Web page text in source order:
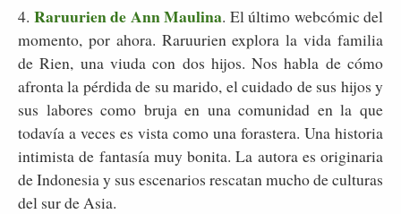
4. Raruurien de Ann Maulina. El último webcómic del
momento, por ahora. Raruurien explora la vida familia
de Rien, una viuda con dos hijos. Nos habla de cómo
afronta la pérdida de su marido, el cuidado de sus hijos y
sus labores como bruja en una comunidad en la que
todavía a veces es vista como una forastera. Una historia
intimista de fantasía muy bonita. La autora es originaria
de Indonesia y sus escenarios rescatan mucho de culturas
del sur de Asia.